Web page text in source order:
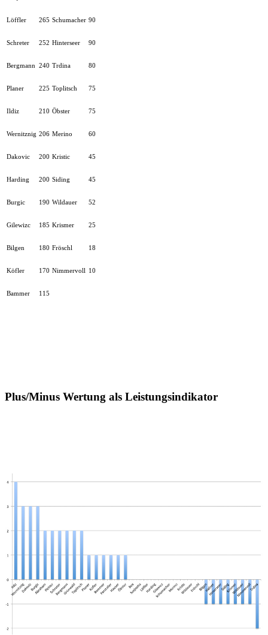
Löffler 265 Schumacher 90
Schreter 252 Hinterseer 90
Bergmann 240 Trdina 80
Planer 225 Toplitsch 75
Ildiz 210 Öbster 75
Wernitznig 206 Merino 60
Dakovic 200 Kristic 45
Harding 200 Siding 45
Burgic 190 Wildauer 52
Gilewizc 185 Krismer 25
Bilgen 180 Fröschl 18
Köfler 170 Nimmervoll 10
Bammer 115
Plus/Minus Wertung als Leistungsindikator